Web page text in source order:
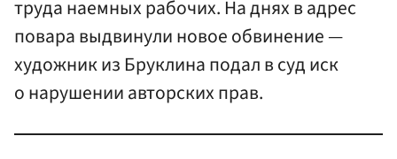
труда наемных рабочих. На днях в адрес
повара выдвинули новое обвинение —
художник из Бруклина подал в суд иск
о нарушении авторских прав.